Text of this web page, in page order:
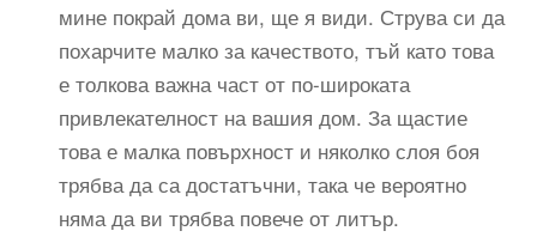
мине покрай дома ви, ще я види. Струва си да
похарчите малко за качеството, тъй като това
е толкова важна част от по-широката
привлекателност на вашия дом. За щастие
това е малка повърхност и няколко слоя боя
трябва да са достатъчни, така че вероятно
няма да ви трябва повече от литър.